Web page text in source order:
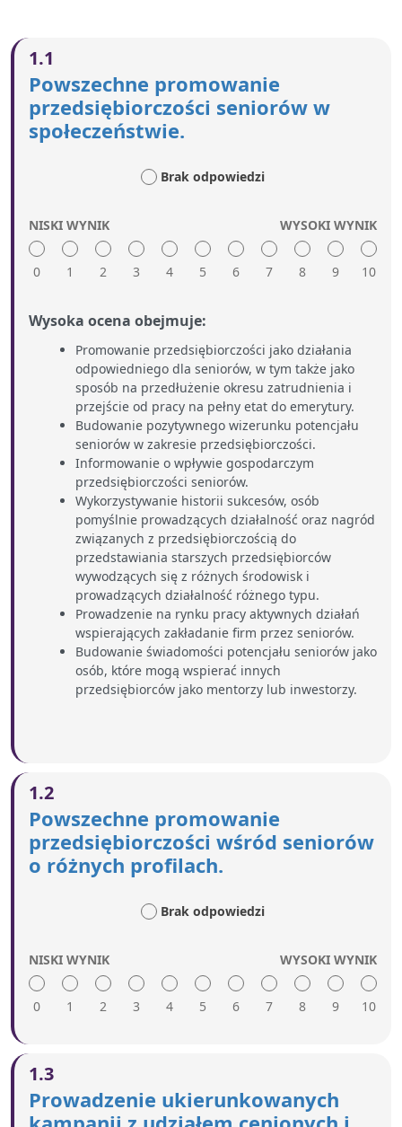
1.1
Powszechne promowanie
przedsiębiorczości seniorów w
społeczeństwie.
Brak odpowiedzi
NISKI WYNIK
0 1 2 3 4 5 6 7 8 9
WYSOKI WYNIK
10
Wysoka ocena obejmuje:
Promowanie przedsiębiorczości jako działania
odpowiedniego dla seniorów, w tym także jako
sposób na przedłużenie okresu zatrudnienia i
przejście od pracy na pełny etat do emerytury.
Budowanie pozytywnego wizerunku potencjału
seniorów w zakresie przedsiębiorczości.
Informowanie o wpływie gospodarczym
przedsiębiorczości seniorów.
Wykorzystywanie historii sukcesów, osób
pomyślnie prowadzących działalność oraz nagród
związanych z przedsiębiorczością do
przedstawiania starszych przedsiębiorców
wywodzących się z różnych środowisk i
prowadzących działalność różnego typu.
Prowadzenie na rynku pracy aktywnych działań
wspierających zakładanie firm przez seniorów.
Budowanie świadomości potencjału seniorów jako
osób, które mogą wspierać innych
przedsiębiorców jako mentorzy lub inwestorzy.
1.2
Powszechne promowanie
przedsiębiorczości wśród seniorów
o różnych profilach.
Brak odpowiedzi
NISKI WYNIK
0 1 2 3 4 5 6 7 8 9
WYSOKI WYNIK
10
osób pomyślnie prowadzących działalność oraz
nagród związanych z przedsiębiorczością do
1.3
Prowadzenie ukierunkowanych